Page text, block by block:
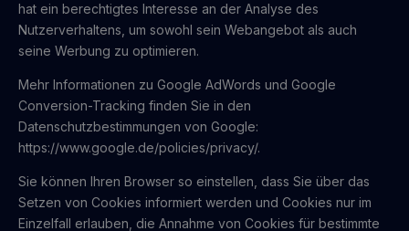
hat ein berechtigtes Interesse an der Analyse des
Nutzerverhaltens, um sowohl sein Webangebot als auch
seine Werbung zu optimieren.
Mehr Informationen zu Google AdWords und Google
Conversion-Tracking finden Sie in den
Datenschutzbestimmungen von Google:
https://www.google.de/policies/privacy/.
Sie können Ihren Browser so einstellen, dass Sie über das
Setzen von Cookies informiert werden und Cookies nur im
Einzelfall erlauben, die Annahme von Cookies für bestimmte